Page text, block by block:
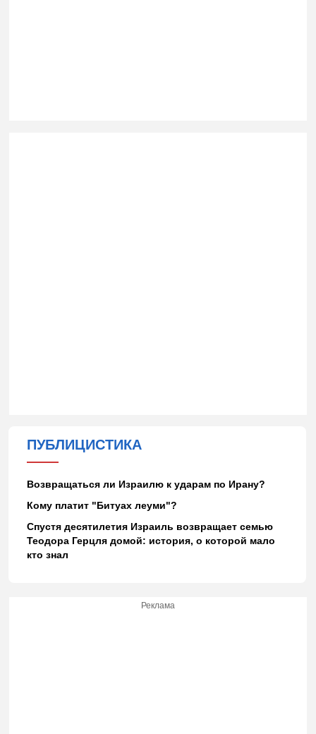
ПУБЛИЦИСТИКА
Возвращаться ли Израилю к ударам по Ирану?
Кому платит "Битуах леуми"?
Спустя десятилетия Израиль возвращает семью
Теодора Герцля домой: история, о которой мало
кто знал
Реклама